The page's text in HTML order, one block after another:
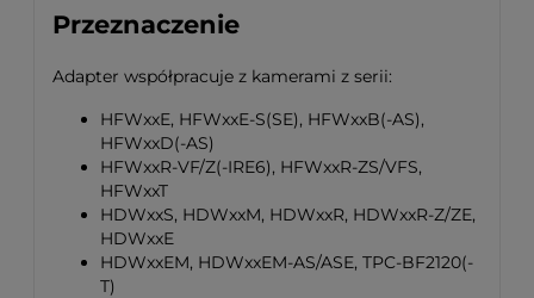
Przeznaczenie
Adapter współpracuje z kamerami z serii:
HFWxxE, HFWxxE-S(SE), HFWxxB(-AS),
HFWxxD(-AS)
HFWxxR-VF/Z(-IRE6), HFWxxR-ZS/VFS,
HFWxxT
HDWxxS, HDWxxM, HDWxxR, HDWxxR-Z/ZE,
HDWxxE
HDWxxEM, HDWxxEM-AS/ASE, TPC-BF2120(-
T)